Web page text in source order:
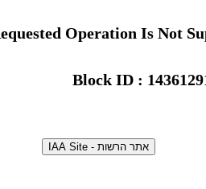
Operation Is Not
IAA Site - אתר הרשות